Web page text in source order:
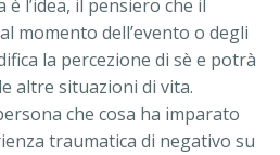
l’idea, il pensiero che il
momento dell’evento o degli
la percezione di sè e potrà
altre situazioni di vita.
che cosa ha imparato
traumatica di negativo su